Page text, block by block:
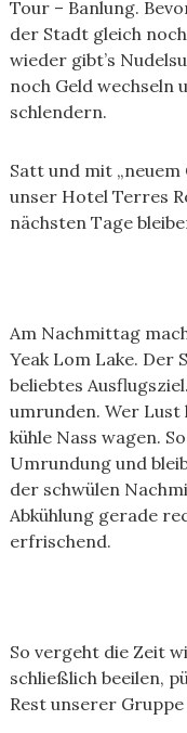
Tour – Banlung.
der Stadt gleich
wieder gibt’s
noch Geld wechseln
schlendern.
Satt und mit
unser Hotel Terres
nächsten Tage
Am Nachmittag
Yeak Lom Lake. Der
beliebtes
umrunden. Wer Lust
kühle Nass wagen.
Umrundung und
der schwülen
Abkühlung gerade
erfrischend.
So vergeht die Zeit
schließlich beeilen,
Rest unserer